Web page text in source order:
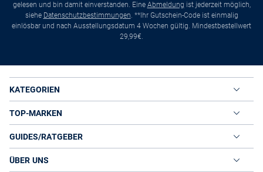
gelesen und bin damit einverstanden. Eine Abmeldung ist jederzeit möglich,
siehe Datenschutzbestimmungen. **Ihr Gutschein-Code ist einmalig
einlösbar und nach Ausstellungsdatum 4 Wochen gültig. Mindestbestellwert
29,99€.
KATEGORIEN
TOP-MARKEN
GUIDES/RATGEBER
ÜBER UNS